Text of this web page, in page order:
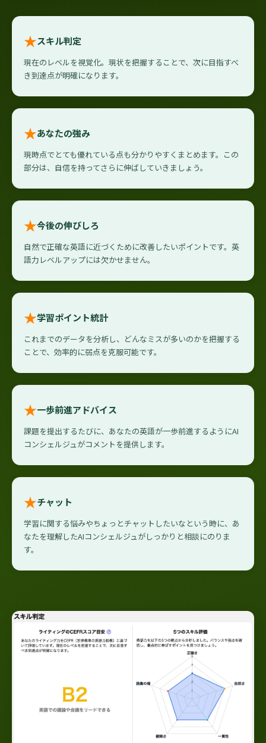
★スキル判定
現在のレベルを視覚化。現状を把握することで、次に目指すべ
き到達点が明確になります。
★あなたの強み
現時点でとても優れている点も分かりやすくまとめます。この
部分は、自信を持ってさらに伸ばしていきましょう。
★今後の伸びしろ
自然で正確な英語に近づくために改善したいポイントです。英
語力レベルアップには欠かせません。
★学習ポイント統計
これまでのデータを分析し、どんなミスが多いのかを把握する
ことで、効率的に弱点を克服可能です。
★一歩前進アドバイス
課題を提出するたびに、あなたの英語が一歩前進するようにAI
コンシェルジュがコメントを提供します。
★チャット
学習に関する悩みやちょっとチャットしたいなという時に、あ
なたを理解したAIコンシェルジュがしっかりと相談にのりま
す。